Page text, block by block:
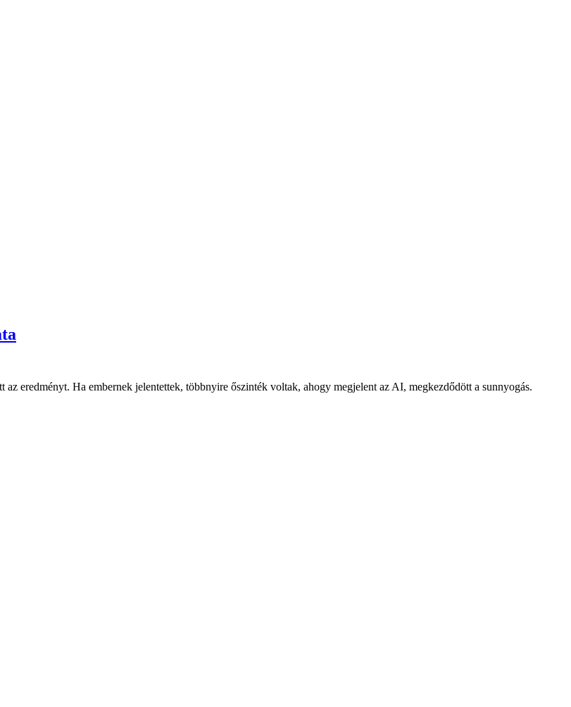
eredményt. Ha embernek jelentettek, többnyire őszinték voltak, ahogy megjelent az AI, megkezdődött a sunnyogás.